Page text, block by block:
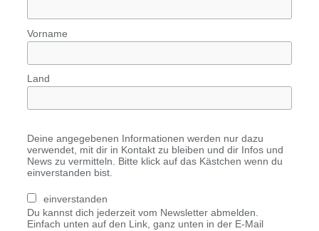
Vorname
Land
Deine angegebenen Informationen werden nur dazu
verwendet, mit dir in Kontakt zu bleiben und dir Infos und
News zu vermitteln. Bitte klick auf das Kästchen wenn du
einverstanden bist.
einverstanden
Du kannst dich jederzeit vom Newsletter abmelden.
Einfach unten auf den Link, ganz unten in der E-Mail